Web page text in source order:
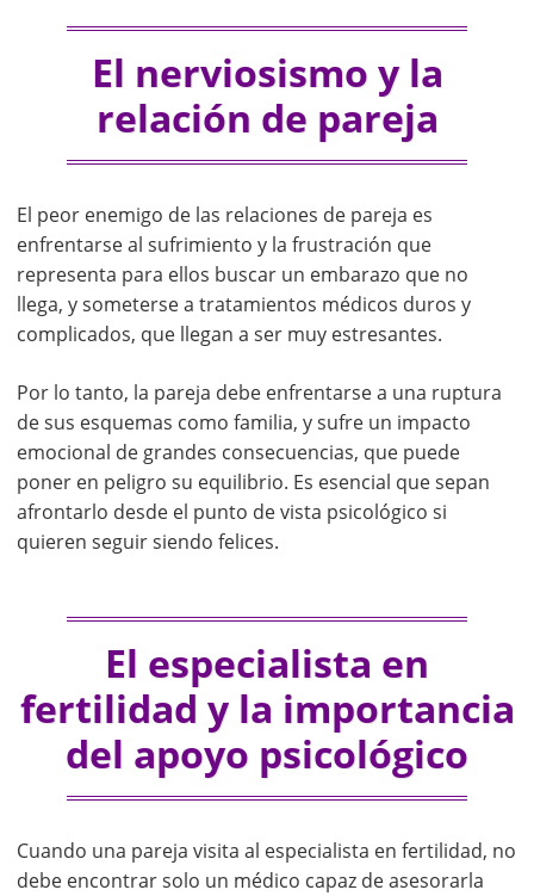
El nerviosismo y la
relación de pareja
El peor enemigo de las relaciones de pareja es
enfrentarse al sufrimiento y la frustración que
representa para ellos buscar un embarazo que no
llega, y someterse a tratamientos médicos duros y
complicados, que llegan a ser muy estresantes.
Por lo tanto, la pareja debe enfrentarse a una ruptura
de sus esquemas como familia, y sufre un impacto
emocional de grandes consecuencias, que puede
poner en peligro su equilibrio. Es esencial que sepan
afrontarlo desde el punto de vista psicológico si
quieren seguir siendo felices.
El especialista en
fertilidad y la importancia
del apoyo psicológico
Cuando una pareja visita al especialista en fertilidad, no
debe encontrar solo un médico capaz de asesorarla